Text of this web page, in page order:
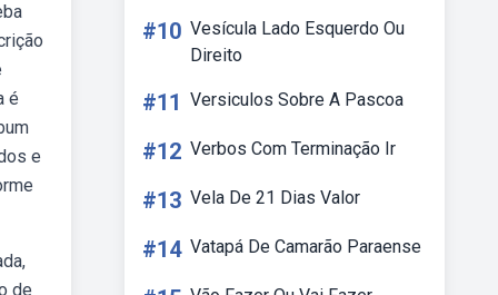
é
e
de
#10 Vesícula Lado Esquerdo Ou
Direito
#11 Versiculos Sobre A Pascoa
#12 Verbos Com Terminação Ir
#13 Vela De 21 Dias Valor
#14 Vatapá De Camarão Paraense